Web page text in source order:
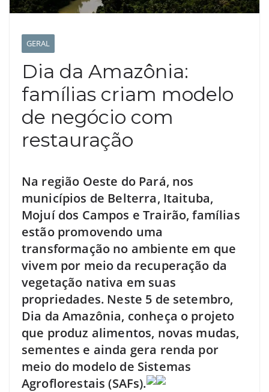
GERAL
Dia da Amazônia:
famílias criam modelo
de negócio com
restauração
Na região Oeste do Pará, nos
municípios de Belterra, Itaituba,
Mojuí dos Campos e Trairão, famílias
estão promovendo uma
transformação no ambiente em que
vivem por meio da recuperação da
vegetação nativa em suas
propriedades. Neste 5 de setembro,
Dia da Amazônia, conheça o projeto
que produz alimentos, novas mudas,
sementes e ainda gera renda por
meio do modelo de Sistemas
Agroflorestais (SAFs).